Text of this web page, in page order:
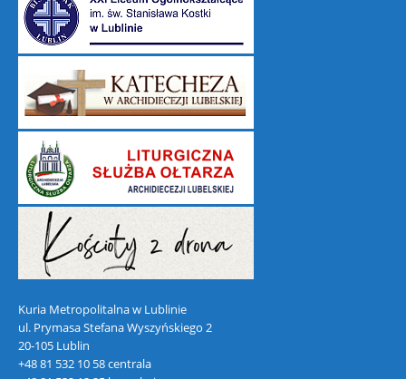
Kuria Metropolitalna w Lublinie
ul. Prymasa Stefana Wyszyńskiego 2
20-105 Lublin
+48 81 532 10 58 centrala